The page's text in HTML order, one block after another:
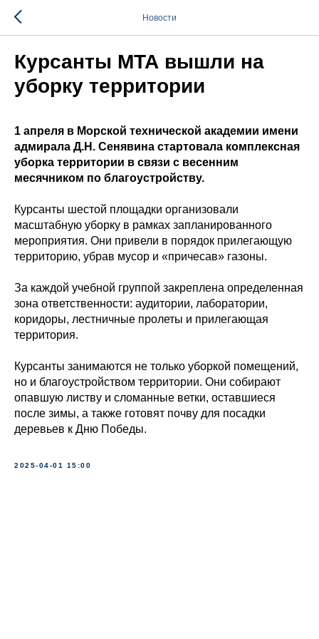
Новости
Курсанты МТА вышли на
уборку территории
1 апреля в Морской технической академии имени
адмирала Д.Н. Сенявина стартовала комплексная
уборка территории в связи с весенним
месячником по благоустройству.
Курсанты шестой площадки организовали
масштабную уборку в рамках запланированного
мероприятия. Они привели в порядок прилегающую
территорию, убрав мусор и «причесав» газоны.
За каждой учебной группой закреплена определенная
зона ответственности: аудитории, лаборатории,
коридоры, лестничные пролеты и прилегающая
территория.
Курсанты занимаются не только уборкой помещений,
но и благоустройством территории. Они собирают
опавшую листву и сломанные ветки, оставшиеся
после зимы, а также готовят почву для посадки
деревьев к Дню Победы.
2025-04-01 15:00